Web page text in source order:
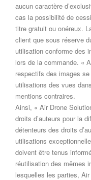
aucun caractère
cas la possibilité de
titre gratuit ou onéreux.
client que sous réserve
utilisation conforme des
lors de la commande. «
respectifs des images
utilisations des vues
mentions contraires.
Ainsi, « Air Drone
droits d’auteurs pour la
détenteurs des droits
utilisations
doivent être tenus
réutilisation des mêmes
lesquelles les parties,